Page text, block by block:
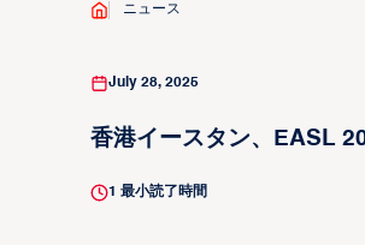
ニュース
July 28, 2025
香港イースタン、EASL
1 最小読了時間